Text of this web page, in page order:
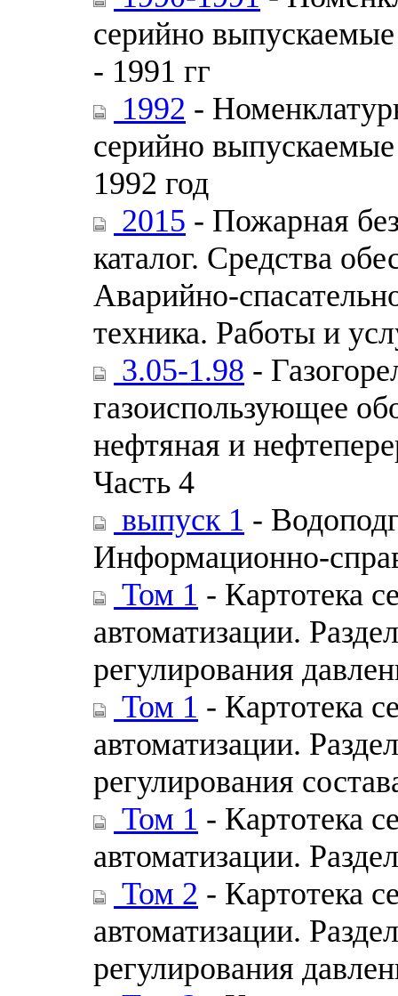
серийно
- 1991 гг
1992 -
серийно
1992 год
2015 - Пожарная
каталог. Средства
Аварийно-
техника. Работы и
3.05-1.98 -
газоиспользующее
нефтяная и
Часть 4
выпуск 1 -
Информационно-
Том 1 - Картотека
автоматизации.
регулирования
Том 1 - Картотека
автоматизации.
регулирования
Том 1 - Картотека
автоматизации.
Том 2 - Картотека
автоматизации.
регулирования